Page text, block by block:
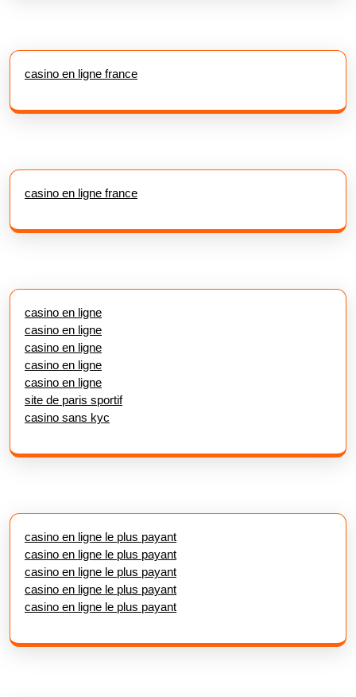
casino en ligne france
casino en ligne france
casino en ligne
casino en ligne
casino en ligne
casino en ligne
casino en ligne
site de paris sportif
casino sans kyc
casino en ligne le plus payant
casino en ligne le plus payant
casino en ligne le plus payant
casino en ligne le plus payant
casino en ligne le plus payant